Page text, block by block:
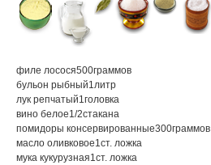
филе лосося500граммов
бульон рыбный1 литр
лук репчатый1 головка
вино белое1/2стакана
помидоры консервированные300граммов
масло оливковое1 ст. ложка
мука кукурузная1 ст. ложка